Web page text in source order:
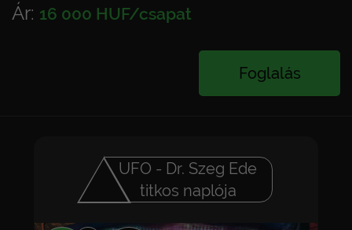
Ár: 16 000 HUF/csapat
Foglalás
UFO - Dr. Szeg Ede
titkos naplója